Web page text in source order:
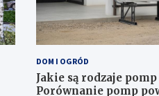
DOM I OGRÓD
Jakie są rodzaje pomp
Porównanie pomp